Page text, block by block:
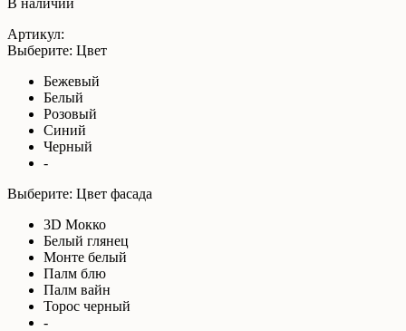
Артикул:
Выберите: Цвет
Бежевый
Белый
Розовый
Синий
Черный
-
Выберите: Цвет фасада
3D Мокко
Белый глянец
Монте белый
Палм блю
Палм вайн
Торос черный
-